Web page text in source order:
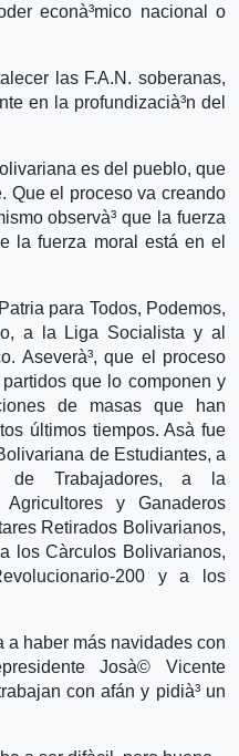
econà³mico nacional o
las F.A.N. soberanas,
en la profundizacià³n del
es del pueblo, que
Que el proceso va creando
observà³ que la fuerza
la fuerza moral está en el
para Todos, Podemos,
a la Liga Socialista y al
Aseverà³, que el proceso
que lo componen y
de masas que han
últimos tiempos. Asà­ fue
de Estudiantes, a
de Trabajadores, a la
y Ganaderos
Retirados Bolivarianos,
los Cà­rculos Bolivarianos,
200 y a los
a haber más navidades con
Josà© Vicente
con afán y pidià³ un